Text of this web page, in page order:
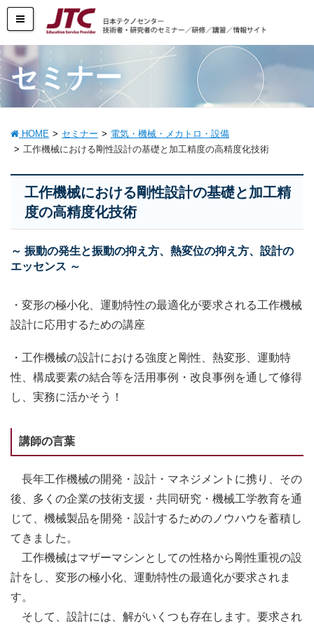
セミナー
HOME セミナー
電気・機械・メカトロ・設備
工作機械における剛性設計の基礎と加工精度の高精度化技術
工作機械における剛性設計の基礎と加工精
度の高精度化技術
～ 振動の発生と振動の抑え方、熱変位の抑え方、設計の
エッセンス ～
・変形の極小化、運動特性の最適化が要求される工作機械
設計に応用するための講座
・工作機械の設計における強度と剛性、熱変形、運動特
性、構成要素の結合等を活用事例・改良事例を通して修得
し、実務に活かそう！
講師の言葉
長年工作機械の開発・設計・マネジメントに携り、その
後、多くの企業の技術支援・共同研究・機械工学教育を通
じて、機械製品を開発・設計するためのノウハウを蓄積し
てきました。
工作機械はマザーマシンとしての性格から剛性重視の設
計をし、変形の極小化、運動特性の最適化が要求されま
す。
そして、設計には、解がいくつも存在します。要求され